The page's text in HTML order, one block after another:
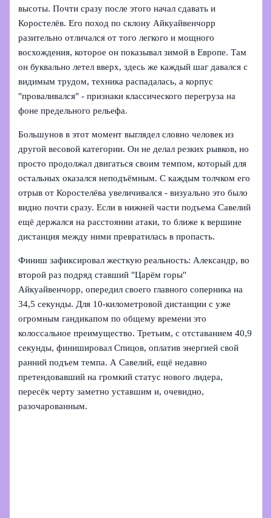
высоты. Почти сразу после этого начал сдавать и
Коростелёв. Его поход по склону Айкуайвенчорр
разительно отличался от того легкого и мощного
восхождения, которое он показывал зимой в Европе. Там
он буквально летел вверх, здесь же каждый шаг давался с
видимым трудом, техника распадалась, а корпус
"проваливался" - признаки классического перегруза на
фоне предельного рельефа.
Большунов в этот момент выглядел словно человек из
другой весовой категории. Он не делал резких рывков, но
просто продолжал двигаться своим темпом, который для
остальных оказался неподъёмным. С каждым толчком его
отрыв от Коростелёва увеличивался - визуально это было
видно почти сразу. Если в нижней части подъема Савелий
ещё держался на расстоянии атаки, то ближе к вершине
дистанция между ними превратилась в пропасть.
Финиш зафиксировал жесткую реальность: Александр, во
второй раз подряд ставший "Царём горы"
Айкуайвенчорр, опередил своего главного соперника на
34,5 секунды. Для 10-километровой дистанции с уже
огромным гандикапом по общему времени это
колоссальное преимущество. Третьим, с отставанием 40,9
секунды, финишировал Спицов, оплатив энергией свой
ранний подъем темпа. А Савелий, ещё недавно
претендовавший на громкий статус нового лидера,
пересёк черту заметно уставшим и, очевидно,
разочарованным.